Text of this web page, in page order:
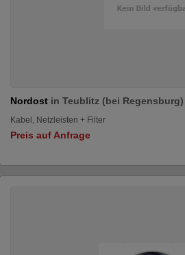
Nordost in Teublitz (bei Regensburg)
Kabel, Netzleisten + Filter
Preis auf Anfrage